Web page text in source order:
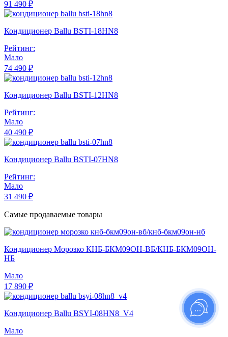
91 490 ₽
Кондиционер Ballu BSTI-18HN8
Рейтинг:
Мало
74 490 ₽
Кондиционер Ballu BSTI-12HN8
Рейтинг:
Мало
40 490 ₽
Кондиционер Ballu BSTI-07HN8
Рейтинг:
Мало
31 490 ₽
Самые продаваемые товары
Кондиционер Морозко КНБ-БКМ09ОН-ВБ/КНБ-БКМ09ОН-
НБ
Мало
17 890 ₽
Кондиционер Ballu BSYI-08HN8_V4
Мало